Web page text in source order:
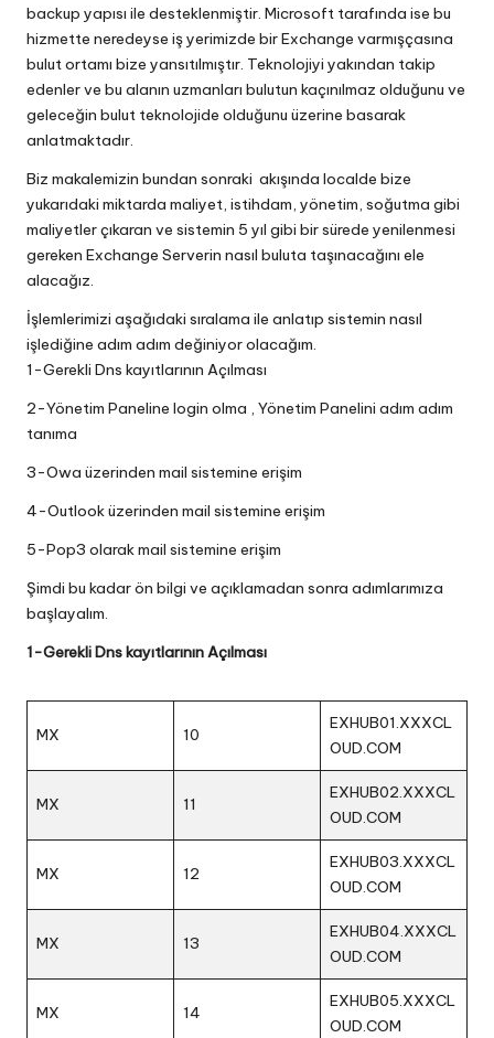
backup yapısı ile desteklenmiştir. Microsoft tarafında ise bu
hizmette neredeyse iş yerimizde bir Exchange varmışçasına
bulut ortamı bize yansıtılmıştır. Teknolojiyi yakından takip
edenler ve bu alanın uzmanları bulutun kaçınılmaz olduğunu ve
geleceğin bulut teknolojide olduğunu üzerine basarak
anlatmaktadır.
Biz makalemizin bundan sonraki akışında localde bize
yukarıdaki miktarda maliyet, istihdam, yönetim, soğutma gibi
maliyetler çıkaran ve sistemin 5 yıl gibi bir sürede yenilenmesi
gereken Exchange Serverin nasıl buluta taşınacağını ele
alacağız.
İşlemlerimizi aşağıdaki sıralama ile anlatıp sistemin nasıl
işlediğine adım adım değiniyor olacağım.
1-Gerekli Dns kayıtlarının Açılması
2-Yönetim Paneline login olma , Yönetim Panelini adım adım
tanıma
3-Owa üzerinden mail sistemine erişim
4-Outlook üzerinden mail sistemine erişim
5-Pop3 olarak mail sistemine erişim
Şimdi bu kadar ön bilgi ve açıklamadan sonra adımlarımıza
başlayalım.
1-Gerekli Dns kayıtlarının Açılması
MX 10
EXHUB01.XXXCL
OUD.COM
MX 11
EXHUB02.XXXCL
OUD.COM
MX 12
EXHUB03.XXXCL
OUD.COM
MX 13
EXHUB04.XXXCL
OUD.COM
MX 14
EXHUB05.XXXCL
OUD.COM